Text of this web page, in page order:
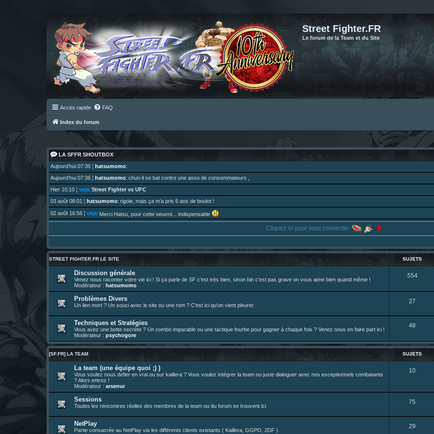
Street Fighter.FR
Le forum de la Team et du Site
Accès rapide FAQ
Index du forum
LA SFFR SHOUTBOX
Aujourd’hui 07:36 ¦ hatsumomo:
Aujourd’hui 07:36 ¦ hatsumomo: chun-li se bat contre une asso de consommateurs ,
Hier 10:10 ¦ veja: Street Fighter vs UFC
03 août 08:01 ¦ hatsumomo: rigole, mais ça m'a pris 6 ans de boulot !
02 août 16:56 ¦ veja: Merci Hatsu, pour cette oeuvre... indispensable
01 août 08:08¦hatsumomo:https://archiveofourown.org/works/74744 ... /195226046
01 août 08:08¦hatsumomo:Aujourd'hui, c'est le yaoi day. Pour la peine je reposte ma dernière fic.
30 juil. 07:22¦hatsumomo:Un futur indispensable :
26 juil. 22:09¦hatsumomo:bio de Alex en ligne les gens !
13 juil. 09:53¦hatsumomo:bonjour les amis, je viens de poster ma 1e review de figurine !
23 juin 10:36¦indy:une très chouette SFFR shoutbox !
23 juin 07:30¦hatsumomo :nouvelle trad caniculaire les amis !
23 juin 07:26¦hatsumomo:shoutbox réinitialisée
22 juin 12:27¦indy:Yo !
22 juin 08:49¦veja:Yo
Cliquez ici pour vous connecter
STREET FIGHTER.FR LE SITE SUJETS
Discussion générale
Venez nous raconter votre vie ici ! Si ça parle de SF c'est très bien, sinon bin c'est pas grave on vous aime bien quand même !
Modérateur : hatsumomo
554S
Problèmes Divers
Un lien mort ? Un souci avec le site ou une rom ? C'est ici qu'on vient pleurer.
27
t
Techniques et Stratégies
Vous avez une botte secrète ? Un combo imparable ou une tactique fourbe pour gagner à chaque fois ? Venez nous en faire part ici !
Modérateur : psychogore
48
j
e
[SF.FR] LA TEAM SUJETS
La team (une équipe quoi ;) )
Vous voulez nous defier en vrai ou sur kaillera ? Vous voulez intégrer la team ou juste dialoguer avec nos exceptionnels combatants
? Alors entrez !
Modérateur : arsenur
10S
Sessions
Toutes les rencontres réelles des membres de la team ou du forum se trouvent ici
75
NetPlay
Partie consacrée au NetPlay via les différents clients existants ( Kaillera, GGPO, 2DF ).
29